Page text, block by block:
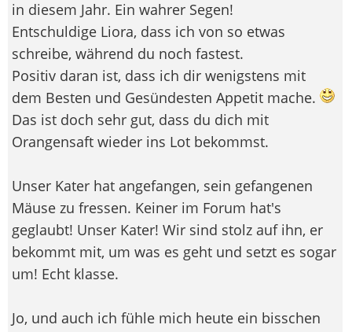
in diesem Jahr. Ein wahrer Segen!
Entschuldige Liora, dass ich von so etwas
schreibe, während du noch fastest.
Positiv daran ist, dass ich dir wenigstens mit
dem Besten und Gesündesten Appetit mache.
Das ist doch sehr gut, dass du dich mit
Orangensaft wieder ins Lot bekommst.
Unser Kater hat angefangen, sein gefangenen
Mäuse zu fressen. Keiner im Forum hat's
geglaubt! Unser Kater! Wir sind stolz auf ihn, er
bekommt mit, um was es geht und setzt es sogar
um! Echt klasse.
Jo, und auch ich fühle mich heute ein bisschen